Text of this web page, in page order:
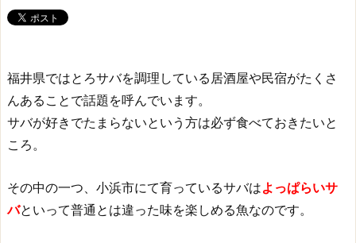
福井県ではとろサバを調理している居酒屋や民宿がたくさ
んあることで話題を呼んでいます。
サバが好きでたまらないという方は必ず食べておきたいと
ころ。
その中の一つ、小浜市にて育っているサバはよっぱらいサ
バといって普通とは違った味を楽しめる魚なのです。